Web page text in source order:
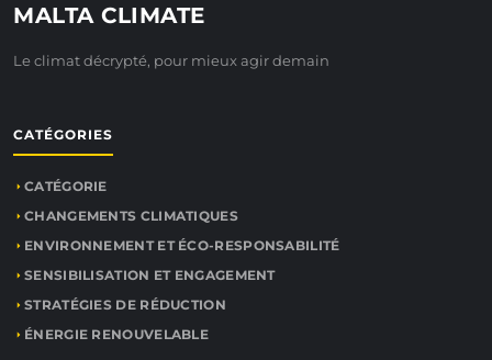
MALTA CLIMATE
Le climat décrypté, pour mieux agir demain
CATÉGORIES
CATÉGORIE
CHANGEMENTS CLIMATIQUES
ENVIRONNEMENT ET ÉCO-RESPONSABILITÉ
SENSIBILISATION ET ENGAGEMENT
STRATÉGIES DE RÉDUCTION
ÉNERGIE RENOUVELABLE